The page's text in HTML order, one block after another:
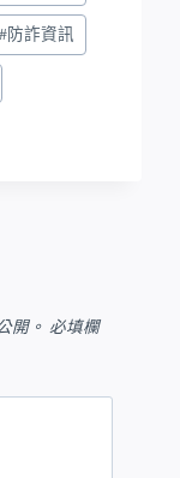
#防詐資訊
開。 必填欄